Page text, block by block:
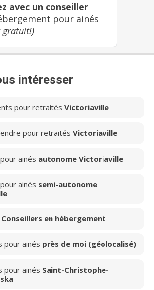
avec un conseiller
pour ainés
gratuit!)
intéresser
pour retraités Victoriaville
pour retraités Victoriaville
ainés autonome Victoriaville
ainés semi-autonome
Conseillers en hébergement
pour ainés près de moi (géolocalisé)
pour ainés Saint-Christophe-